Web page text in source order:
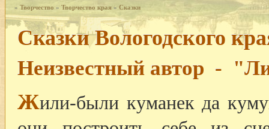
» Творчество » Творчество края » Сказки
Сказки Вологодского
Неизвестный автор -
Жили-были куманек да